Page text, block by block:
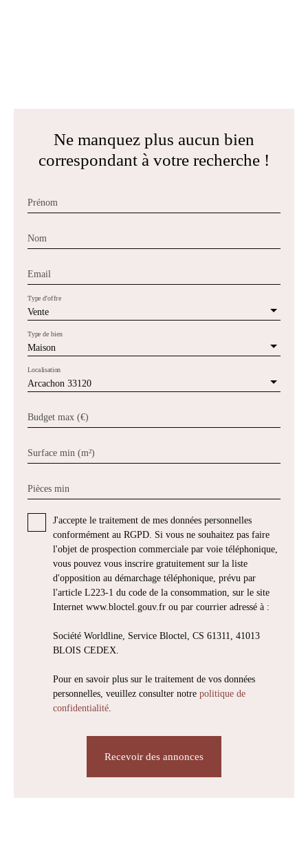
Ne manquez plus aucun bien
correspondant à votre recherche !
Prénom
Nom
Email
Vente
Type d'offre
Maison
Type de bien
Arcachon 33120
Localisation
Budget max (€)
Surface min (m²)
Pièces min
J'accepte le traitement de mes données personnelles
conformément au RGPD. Si vous ne souhaitez pas faire
l'objet de prospection commerciale par voie téléphonique,
vous pouvez vous inscrire gratuitement sur la liste
d'opposition au démarchage téléphonique, prévu par
l'article L223-1 du code de la consommation, sur le site
Internet www.bloctel.gouv.fr ou par courrier adressé à :
Société Worldline, Service Bloctel, CS 61311, 41013
BLOIS CEDEX.
Pour en savoir plus sur le traitement de vos données
personnelles, veuillez consulter notre politique de
confidentialité
Recevoir des annonces